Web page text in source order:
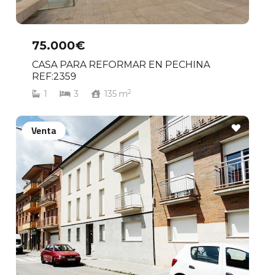
75.000€
CASA PARA REFORMAR EN PECHINA
REF:2359
1 3 135m2
Venta